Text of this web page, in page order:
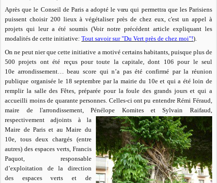
Après que le Conseil de Paris a adopté le vœu qui permettra que les Parisiens
puissent choisir 200 lieux à végétaliser près de chez eux, c'est un appel à
projets qui leur a été soumis (Voir notre précédent article expliquant les
modalités de cette initiative:Tout savoir sur "Du Vert près de chez moi"!).
On ne peut nier que cette initiative a motivé certains habitants, puisque plus de
500 projets ont été reçus pour toute la capitale, dont 106 pour le seul
10e arrondissement… beau score qui n’a pas été confirmé par la réunion
publique organisée le 18 septembre par la mairie du 10e et qui a été loin de
remplir la salle des Fêtes, préparée pour la foule des grands jours et qui a
accueilli moins de quarante personnes. Celles-ci ont pu entendre Rémi Féraud,
maire de l'arrondissement, Pénélope Komites et Sylvain Raifaud,
respectivement adjoints à la
Maire de Paris et au Maire du
10e, tous deux chargés (entre
autres) des espaces verts, Francis
Paquot, responsable
d’exploitation de la direction
des espaces verts et de